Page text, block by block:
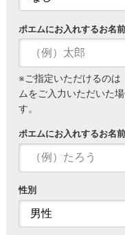
ポエムにお入れするお名前
※ご指定いただけるのは
ムをご入力いただいた
す。
ポエムにお入れするお名
性別